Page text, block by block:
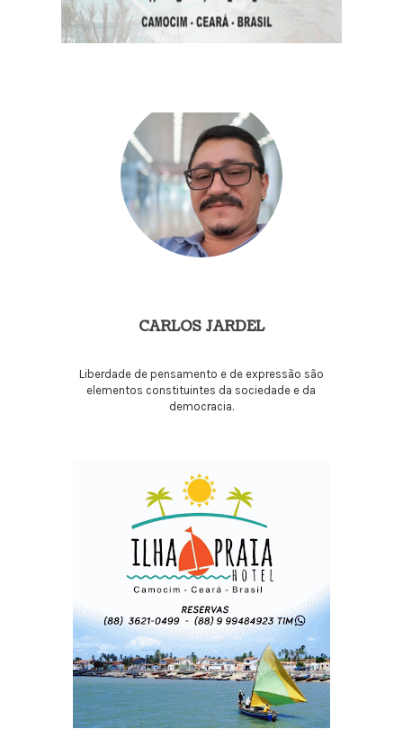
CARLOS JARDEL
Liberdade de pensamento e de expressão são
elementos constituintes da sociedade e da
democracia.